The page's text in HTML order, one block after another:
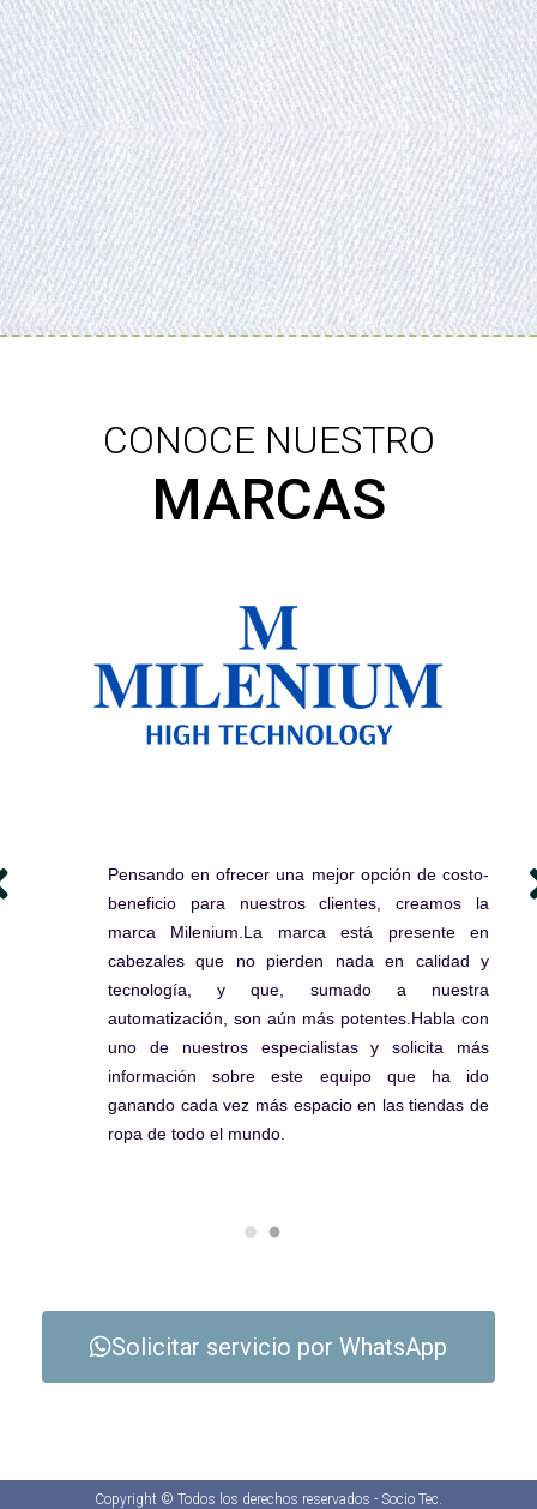
CONOCE NUESTRO
MARCAS
Pensando en ofrecer una mejor opción de costo-
beneficio para nuestros clientes, creamos la
marca Milenium.La marca está presente en
cabezales que no pierden nada en calidad y
tecnología, y que, sumado a nuestra
automatización, son aún más potentes.Habla con
uno de nuestros especialistas y solicita más
información sobre este equipo que ha ido
ganando cada vez más espacio en las tiendas de
ropa de todo el mundo.
Solicitar servicio por WhatsApp
Copyright © Todos los derechos reservados - Socio Tec.